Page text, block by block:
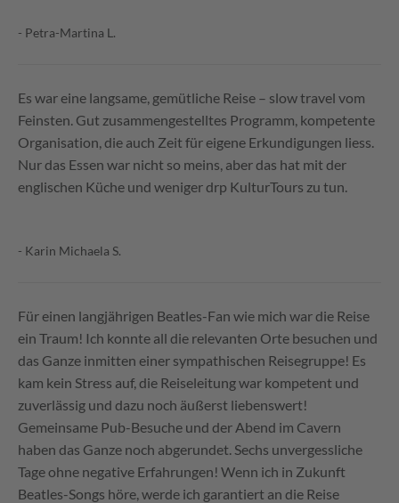
- Petra-Martina L.
Es war eine langsame, gemütliche Reise – slow travel vom
Feinsten. Gut zusammengestelltes Programm, kompetente
Organisation, die auch Zeit für eigene Erkundigungen liess.
Nur das Essen war nicht so meins, aber das hat mit der
englischen Küche und weniger drp KulturTours zu tun.
- Karin Michaela S.
Für einen langjährigen Beatles-Fan wie mich war die Reise
ein Traum! Ich konnte all die relevanten Orte besuchen und
das Ganze inmitten einer sympathischen Reisegruppe! Es
kam kein Stress auf, die Reiseleitung war kompetent und
zuverlässig und dazu noch äußerst liebenswert!
Gemeinsame Pub-Besuche und der Abend im Cavern
haben das Ganze noch abgerundet. Sechs unvergessliche
Tage ohne negative Erfahrungen! Wenn ich in Zukunft
Beatles-Songs höre, werde ich garantiert an die Reise